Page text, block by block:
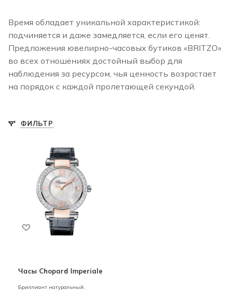
Время обладает уникальной характеристикой:
подчиняется и даже замедляется, если его ценят.
Предложения ювелирно-часовых бутиков «BRITZO»
во всех отношениях достойный выбор для
наблюдения за ресурсом, чья ценность возрастает
на порядок с каждой пролетающей секундой.
ФИЛЬТР
Часы Chopard Imperiale
Бриллиант натуральный,